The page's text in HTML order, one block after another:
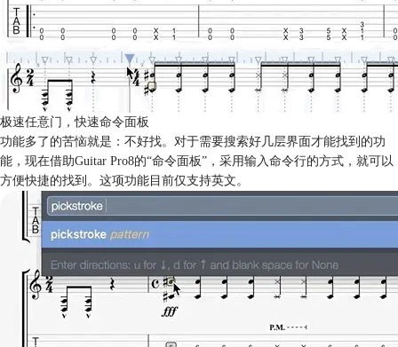
极速任意门，快速命令面板
功能多了的苦恼就是：不好找。对于需要搜索好几层界面才能找到的功
能，现在借助Guitar Pro8的“命令面板”，采用输入命令行的方式，就可以
方便快捷的找到。这项功能目前仅支持英文。